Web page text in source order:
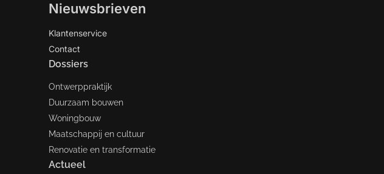
Nieuwsbrieven
Klantenservice
Contact
Dossiers
Ontwerppraktijk
Duurzaam bouwen
Woningbouw
Maatschappij en cultuur
Renovatie en transformatie
Actueel